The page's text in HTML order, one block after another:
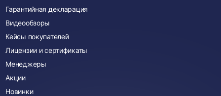
Гарантийная декларация
Видеообзоры
Кейсы покупателей
Лицензии и сертификаты
Менеджеры
Акции
Новинки